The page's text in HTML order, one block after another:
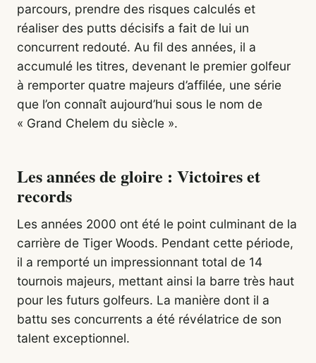
parcours, prendre des risques calculés et
réaliser des putts décisifs a fait de lui un
concurrent redouté. Au fil des années, il a
accumulé les titres, devenant le premier golfeur
à remporter quatre majeurs d’affilée, une série
que l’on connaît aujourd’hui sous le nom de
« Grand Chelem du siècle ».
Les années de gloire : Victoires et
records
Les années 2000 ont été le point culminant de la
carrière de Tiger Woods. Pendant cette période,
il a remporté un impressionnant total de 14
tournois majeurs, mettant ainsi la barre très haut
pour les futurs golfeurs. La manière dont il a
battu ses concurrents a été révélatrice de son
talent exceptionnel.